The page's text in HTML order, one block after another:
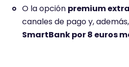
O la opción premium extra
canales de pago y, además,
SmartBank por 8 euros